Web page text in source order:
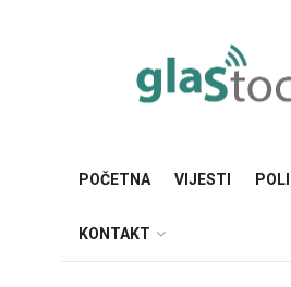
POČETNA VIJESTI
KONTAKT